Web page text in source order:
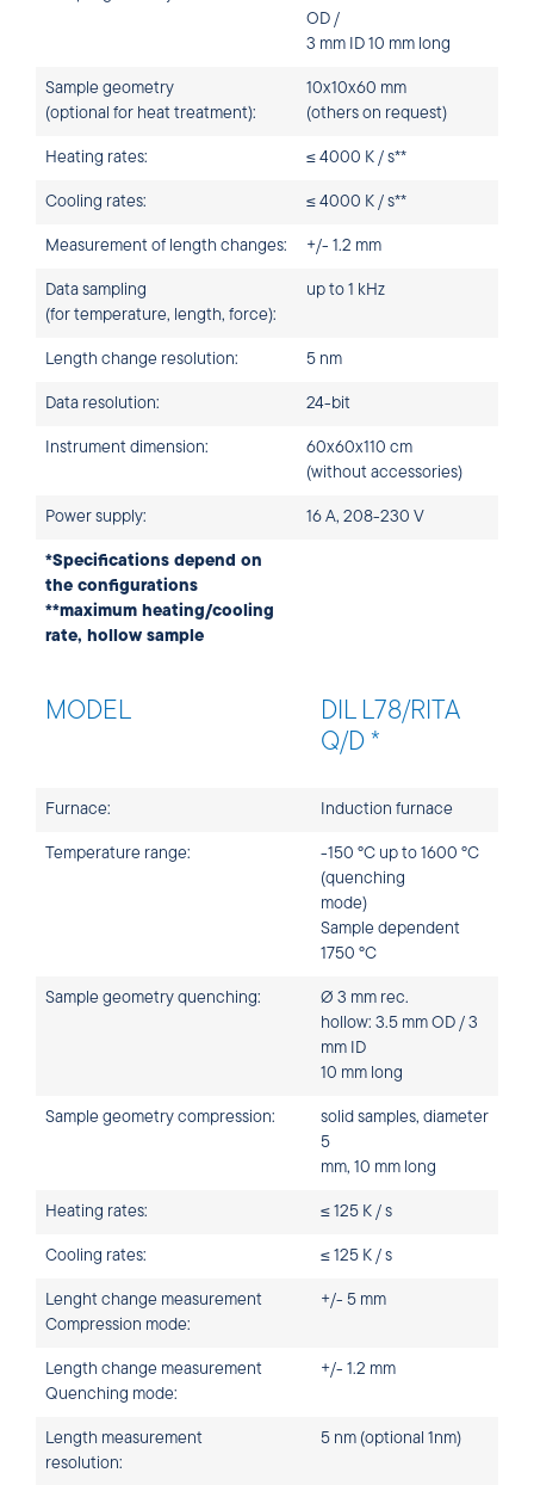
OD /
3 mm ID 10 mm long
Sample geometry
(optional for heat treatment):
10x10x60 mm
(others on request)
Heating rates: ≤ 4000 K / s**
Cooling rates: ≤ 4000 K / s**
Measurement of length changes: +/- 1.2 mm
Data sampling
(for temperature, length, force):
up to 1 kHz
Length change resolution: 5 nm
Data resolution: 24-bit
Instrument dimension:
60x60x110 cm
(without accessories)
Power supply: 16 A, 208-230 V
*Specifications depend on
the configurations
**maximum heating/cooling
rate, hollow sample
MODEL
DIL L78/RITA
Q/D *
Furnace: Induction furnace
Temperature range:
-150 °C up to 1600 °C
(quenching
mode)
Sample dependent
1750 °C
Sample geometry quenching:
Ø 3 mm rec.
hollow: 3.5 mm OD / 3
mm ID
10 mm long
Sample geometry compression:
solid samples, diameter
5
mm, 10 mm long
Heating rates: ≤ 125 K / s
Cooling rates: ≤ 125 K / s
Lenght change measurement
Compression mode:
+/- 5 mm
Length change measurement
Quenching mode:
+/- 1.2 mm
Length measurement
resolution:
5 nm (optional 1nm)